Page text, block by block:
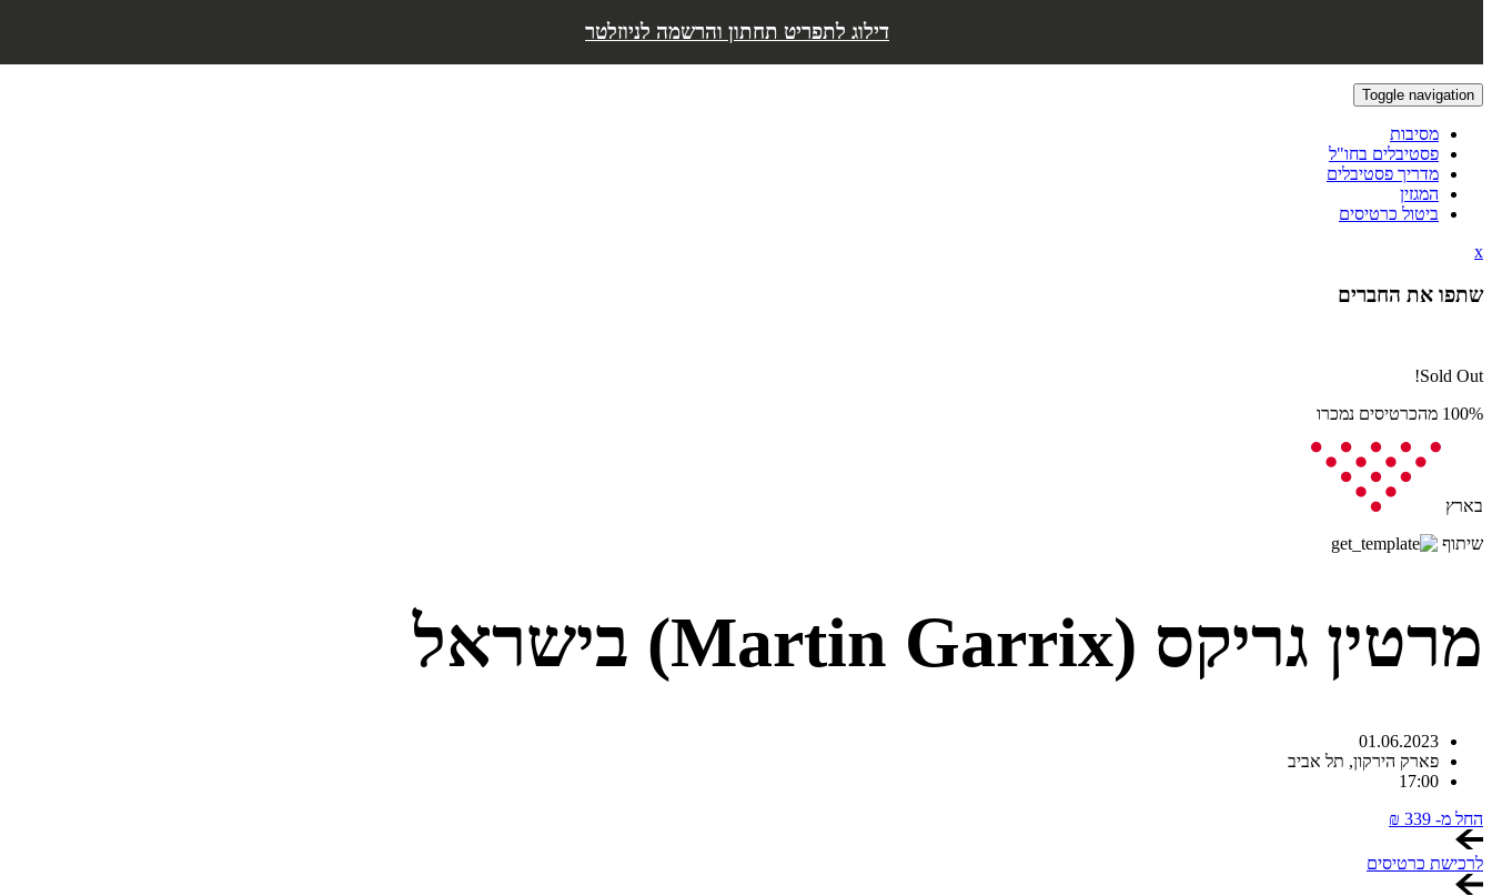
דילוג לתפריט
דילוג לתפריט תחתון והרשמה לניוזלטר
Toggle navigation
מסיבות
פסטיבלים בחו"ל
מדריך פסטיבלים
המגזין
ביטול כרטיסים
x
שתפו את החברים
Sold Out!
100% מהכרטיסים נמכרו
בארץ
שיתוף
מרטין גריקס (Martin Garrix) בישראל
01.06.2023
פארק הירקון, תל אביב
17:00
החל מ- 339
₪
לרכישת כרטיסים